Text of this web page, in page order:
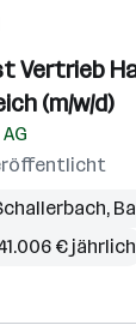
Vertrieb
(m/w/d)
,
€ jährlich